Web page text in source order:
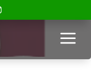
a